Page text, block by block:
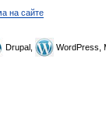
на сайте
Drupal, WordPress,